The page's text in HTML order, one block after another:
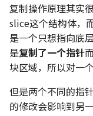
复制操作原理其实
slice这个结构体，
是一个只想指向底
是复制了一个指针
块区域，所以对一
但是两个不同的指
的修改会影响到另一